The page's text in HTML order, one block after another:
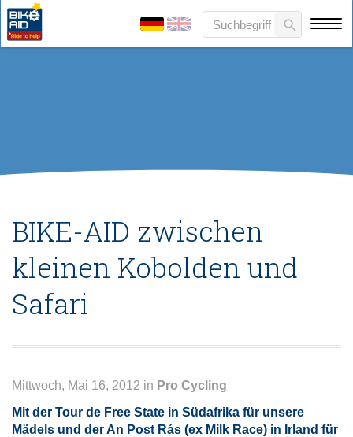
BIKE-AID zwischen
kleinen Kobolden und
Safari
Mittwoch, Mai 16, 2012 in Pro Cycling
Mit der Tour de Free State in Südafrika für unsere
Mädels und der An Post Rás (ex Milk Race) in Irland für